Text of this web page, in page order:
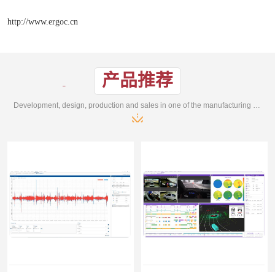
http://www.ergoc.cn
产品推荐
Development, design, production and sales in one of the manufacturing enterprises